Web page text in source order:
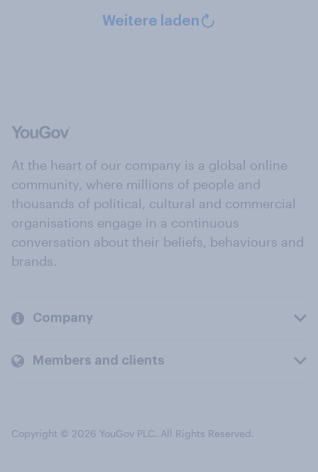
Weitere laden
At the heart of our company is a global online
community, where millions of people and
thousands of political, cultural and commercial
organisations engage in a continuous
conversation about their beliefs, behaviours and
brands.
Company
Members and clients
Copyright © 2026 YouGov PLC. All Rights Reserved.